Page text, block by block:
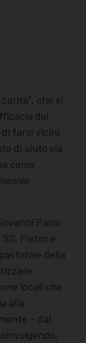
che si
dei
farsi vicini,
di aiuto sia
come
Paolo
Pietro e
della
locali che
alla
– dal